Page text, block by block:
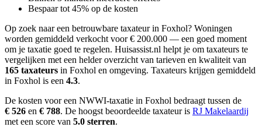
Bespaar tot 45% op de kosten
Op zoek naar een betrouwbare taxateur in Foxhol? Woningen
worden gemiddeld verkocht voor € 200.000 — een goed moment
om je taxatie goed te regelen. Huisassist.nl helpt je om taxateurs te
vergelijken met een helder overzicht van tarieven en kwaliteit van
165 taxateurs in Foxhol en omgeving. Taxateurs krijgen gemiddeld
in Foxhol is een 4.3.
De kosten voor een NWWI-taxatie in Foxhol bedraagt tussen de
€ 526 en € 788. De hoogst beoordeelde taxateur is RJ Makelaardij
met een score van 5.0 sterren.